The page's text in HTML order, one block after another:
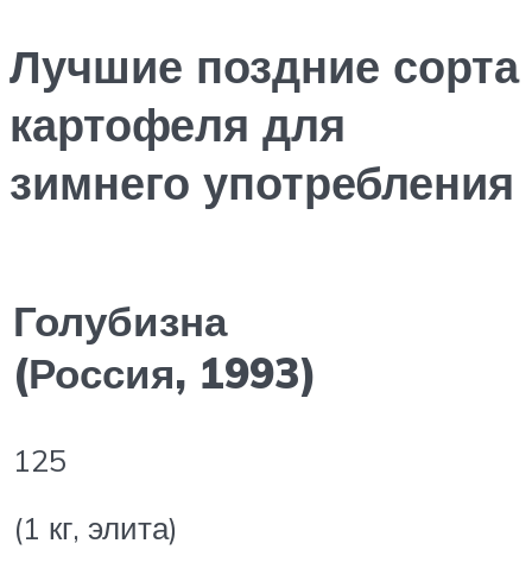
Лучшие поздние сорта
картофеля для
зимнего употребления
Голубизна
(Россия, 1993)
125
(1 кг, элита)